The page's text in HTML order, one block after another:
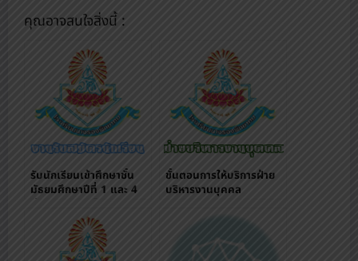
คุณอาจสนใจสิ่งนี้ :
รับนักเรียนเข้าศึกษาชั้น
มัธยมศึกษาปีที่ 1 และ 4
ขั้นตอนการให้บริการฝ่าย
บริหารงานบุคคล